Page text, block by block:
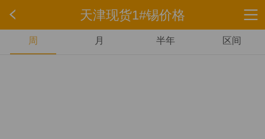
天津现货1#锡价格
周 月 半年 区间